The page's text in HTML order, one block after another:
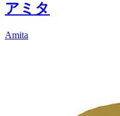
アミタ
Amita